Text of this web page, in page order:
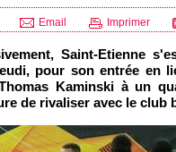
Email Imprimer
Saint-Etienne
pour son entrée en
Kaminski à un
de rivaliser avec le club